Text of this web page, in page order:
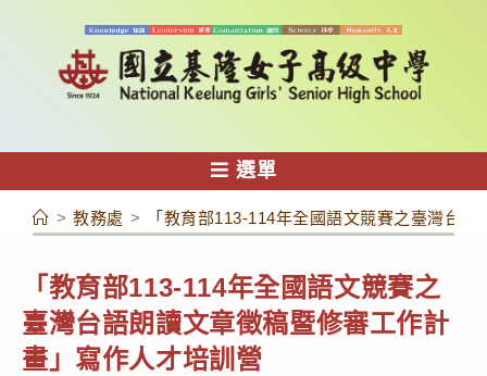
容
選單
> 教務處 > 「教育部113-114年全國語文競賽之臺灣台
「教育部113-114年全國語文競賽之
臺灣台語朗讀文章徵稿暨修審工作計
畫」寫作人才培訓營